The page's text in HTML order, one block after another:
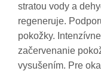
stratou vody a
regeneruje.
pokožky.
začervenanie
vysušením. Pre